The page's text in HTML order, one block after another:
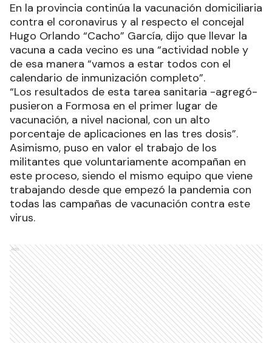
En la provincia continúa la vacunación domiciliaria
contra el coronavirus y al respecto el concejal
Hugo Orlando “Cacho” García, dijo que llevar la
vacuna a cada vecino es una “actividad noble y
de esa manera “vamos a estar todos con el
calendario de inmunización completo”.
“Los resultados de esta tarea sanitaria -agregó-
pusieron a Formosa en el primer lugar de
vacunación, a nivel nacional, con un alto
porcentaje de aplicaciones en las tres dosis”.
Asimismo, puso en valor el trabajo de los
militantes que voluntariamente acompañan en
este proceso, siendo el mismo equipo que viene
trabajando desde que empezó la pandemia con
todas las campañas de vacunación contra este
virus.
Ads